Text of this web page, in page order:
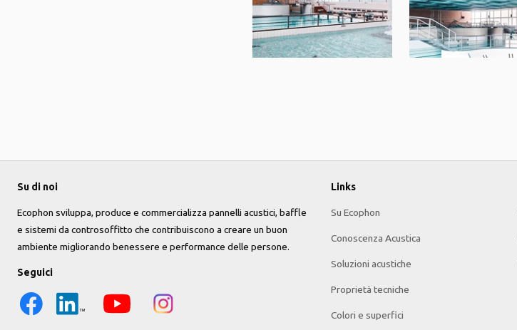
Su di noi
Ecophon sviluppa, produce e commercializza pannelli acustici, baffle
e sistemi da controsoffitto che contribuiscono a creare un buon
ambiente migliorando benessere e performance delle persone.
Seguici
Links
Su Ecophon
Conoscenza Acustica
Soluzioni acustiche
Proprietà tecniche
Colori e superfici